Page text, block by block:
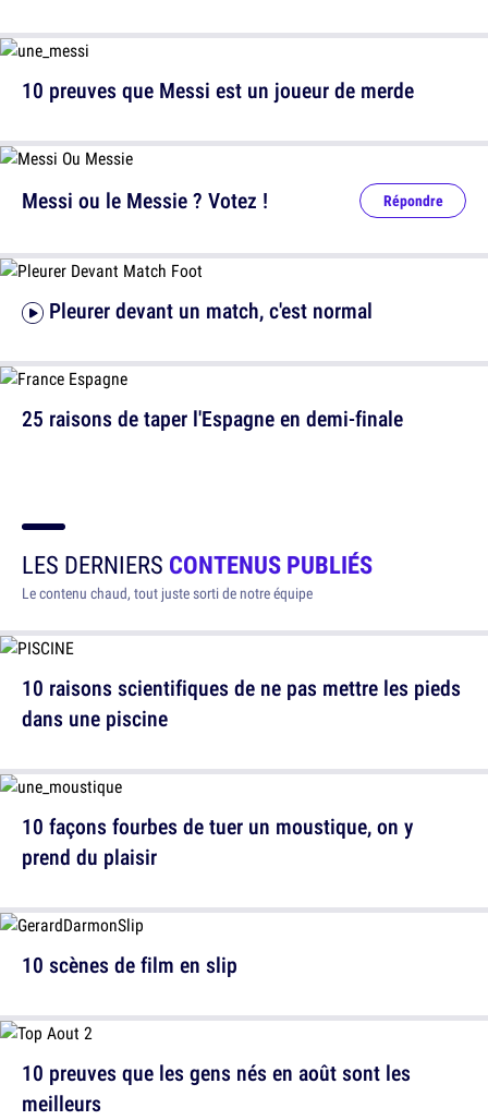
Messi ou le Messie ? Votez ! Répondre
25 raisons de taper l'Espagne en demi-finale
10 preuves que Messi est un joueur de merde
Pleurer devant un match, c'est normal
LES DERNIERS CONTENUS PUBLIÉS
Le contenu chaud, tout juste sorti de notre équipe
10 raisons scientifiques de ne pas mettre les pieds
dans une piscine
10 scènes de film en slip
10 façons fourbes de tuer un moustique, on y
prend du plaisir
10 preuves que les gens nés en août sont les
meilleurs